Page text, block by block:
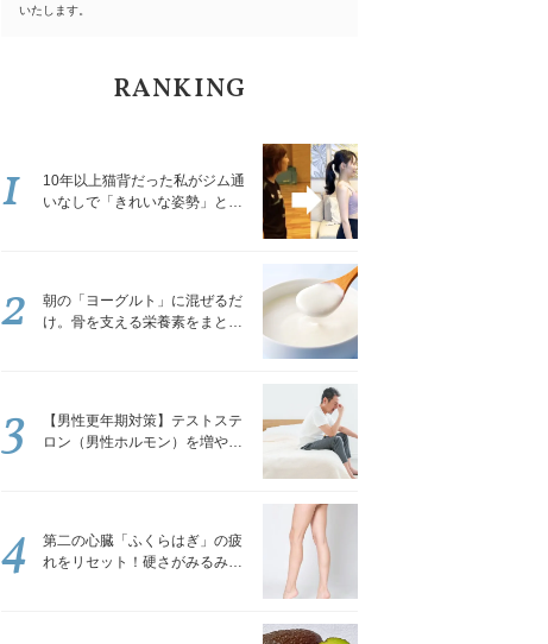
いたします。
RANKING
10年以上猫背だった私がジム通
いなしで「きれいな姿勢」と褒
1
朝の「ヨーグルト」に混ぜるだ
け。骨を支える栄養素をまとめ
2
【男性更年期対策】テストステ
ロン（男性ホルモン）を増やす
3
第二の心臓「ふくらはぎ」の疲
れをリセット！硬さがみるみる
4